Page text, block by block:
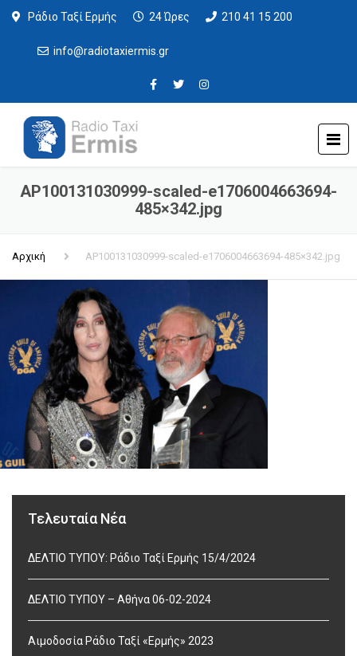
Ράδιο Ταξί Ερμής 24 Ώρες 210 41 15 200
info@radiotaxiermis.gr
AP100131030999-scaled-e1706004663694-
485×342.jpg
Αρχική AP100131030999-scaled-e1706004663694-485×342.jpg
Τελευταία Νέα
ΔΕΛΤΙΟ ΤΥΠΟΥ: Ράδιο Ταξί Ερμής 15/4/2024
ΔΕΛΤΙΟ ΤΥΠΟΥ – Αθήνα 06-02-2024
Αιμοδοσία Ράδιο Ταξί «Ερμής» 2023